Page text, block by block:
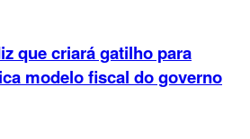
que criará gatilho para
modelo fiscal do governo